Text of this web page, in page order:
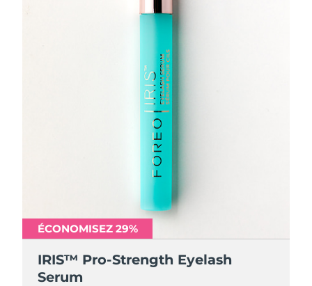
ÉCONOMISEZ 29%
IRIS™ Pro-Strength Eyelash
Serum